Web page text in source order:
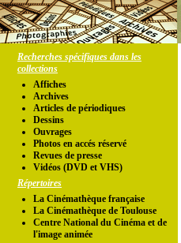
Recherches spécifiques dans les
collections
Affiches
Archives
Articles de périodiques
Dessins
Ouvrages
Photos en accés réservé
Revues de presse
Vidéos (DVD et VHS)
Répertoires
La Cinémathèque française
La Cinémathèque de Toulouse
Centre National du Cinéma et de
l'image animée